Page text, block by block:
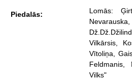
Piedalās:
Lomās:
Dž.Dž.Džilindžers,
Vilkārsis, Kostīmu māksliniece - Ilze
Vītoliņa, Gaismu mākslinieks - Mārtiņš
Feldmanis, Mūzika - grupa "Dzelzs
Vilks"